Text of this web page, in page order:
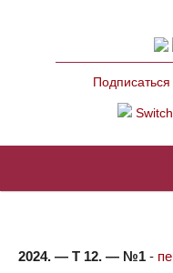
2024. — Т 12. — №1 -